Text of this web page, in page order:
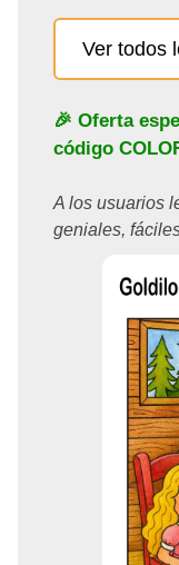
Ver todos
🎉 Oferta
código
A los usuarios
geniales,